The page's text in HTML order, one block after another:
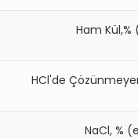
Ham
HCl'de
NaCl, %